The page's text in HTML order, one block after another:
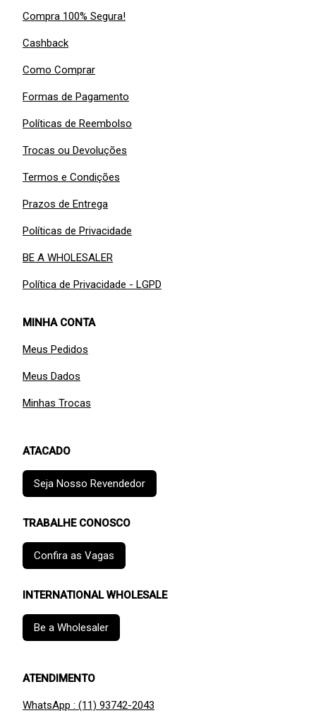
Compra 100% Segura!
Cashback
Como Comprar
Formas de Pagamento
Políticas de Reembolso
Trocas ou Devoluções
Termos e Condições
Prazos de Entrega
Políticas de Privacidade
BE A WHOLESALER
Política de Privacidade - LGPD
MINHA CONTA
Meus Pedidos
Meus Dados
Minhas Trocas
ATACADO
Seja Nosso Revendedor
TRABALHE CONOSCO
Confira as Vagas
INTERNATIONAL WHOLESALE
Be a Wholesaler
ATENDIMENTO
WhatsApp : (11) 93742-2043